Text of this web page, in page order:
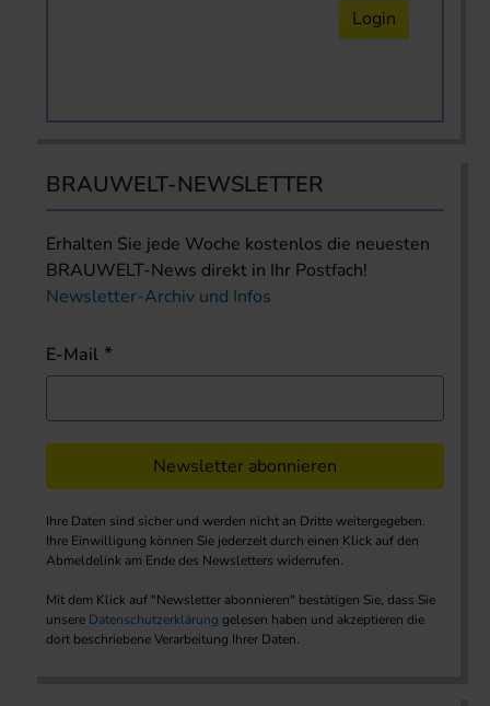
Login
BRAUWELT-NEWSLETTER
Erhalten Sie jede Woche kostenlos die neuesten
BRAUWELT-News direkt in Ihr Postfach!
Newsletter-Archiv und Infos
E-Mail
Newsletter abonnieren
Ihre Daten sind sicher und werden nicht an Dritte weitergegeben.
Ihre Einwilligung können Sie jederzeit durch einen Klick auf den
Abmeldelink am Ende des Newsletters widerrufen.
Mit dem Klick auf "Newsletter abonnieren" bestätigen Sie, dass Sie
unsere Datenschutzerklärung gelesen haben und akzeptieren die
dort beschriebene Verarbeitung Ihrer Daten.